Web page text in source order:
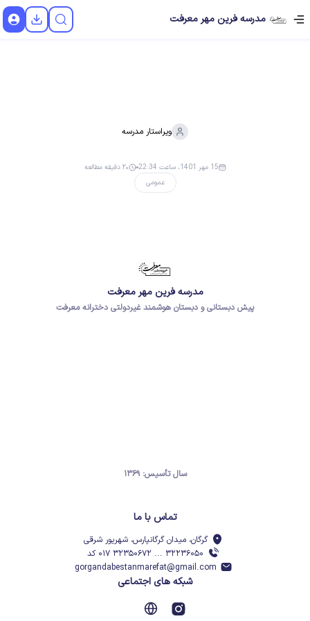
مدرسه فرین مهر معرفت
ویراستار مدرسه
عمومی
15 مهر 1401، ساعت 22:34 ۲۰ دقیقه مطالعه
مدرسه فرین مهر معرفت
پیش دبستانی و دبستان هوشمند غیردولتی دخترانه معرفت
سال تأسیس: ۱۳۶۹
تماس با ما
گرگان، میدان گرگانپارس، شهریور شرقی
۳۲۲۳۶۰۵۰ ... ۳۲۳۵۰۶۷۲ ۰۱۷ کد
gorgandabestanmarefat@gmail.com
شبکه های اجتماعی